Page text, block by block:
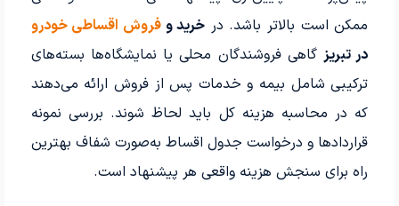
ممکن است بالاتر باشد. در خرید و فروش اقساطی خودرو
در تبریز گاهی فروشندگان محلی یا نمایشگاه‌ها بسته‌های
ترکیبی شامل بیمه و خدمات پس از فروش ارائه می‌دهند
که در محاسبه هزینه کل باید لحاظ شوند. بررسی نمونه
قراردادها و درخواست جدول اقساط به‌صورت شفاف بهترین
راه برای سنجش هزینه واقعی هر پیشنهاد است.